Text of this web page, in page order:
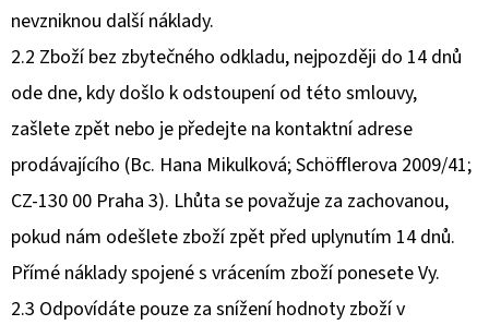
nevzniknou další náklady.
2.2 Zboží bez zbytečného odkladu, nejpozději do 14 dnů
ode dne, kdy došlo k odstoupení od této smlouvy,
zašlete zpět nebo je předejte na kontaktní adrese
prodávajícího (Bc. Hana Mikulková; Schöfflerova 2009/41;
CZ-130 00 Praha 3). Lhůta se považuje za zachovanou,
pokud nám odešlete zboží zpět před uplynutím 14 dnů.
Přímé náklady spojené s vrácením zboží ponesete Vy.
2.3 Odpovídáte pouze za snížení hodnoty zboží v